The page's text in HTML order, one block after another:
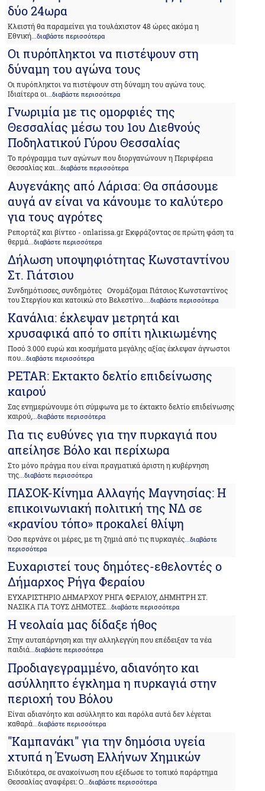
δύο 24ωρα
Κλειστή θα παραμείνει για τουλάχιστον 48 ώρες ακόμα η
Εθνική...διαβάστε περισσότερα
Οι πυρόπληκτοι να πιστέψουν στη
δύναμη του αγώνα τους
Οι πυρόπληκτοι να πιστέψουν στη δύναμη του αγώνα τους.
Ιδιαίτερα οι...διαβάστε περισσότερα
Γνωριμία με τις ομορφιές της
Θεσσαλίας μέσω του 1ου Διεθνούς
Ποδηλατικού Γύρου Θεσσαλίας
Το πρόγραμμα των αγώνων που διοργανώνουν η Περιφέρεια
Θεσσαλίας και...διαβάστε περισσότερα
Αυγενάκης από Λάρισα: Θα σπάσουμε
αυγά αν είναι να κάνουμε το καλύτερο
για τους αγρότες
Ρεπορτάζ και βίντεο - onlarissa.gr Εκφράζοντας σε πρώτη φάση τα
θερμά ...διαβάστε περισσότερα
Δήλωση υποψηφιότητας Κωνσταντίνου
Στ. Γιάτσιου
Συνδημότισσες, συνδημότες Ονομάζομαι Γιάτσιος Κωνσταντίνος
του Στεργίου και κατοικώ στο Βελεστίνο. ...διαβάστε περισσότερα
Κανάλια: έκλεψαν μετρητά και
χρυσαφικά από το σπίτι ηλικιωμένης
Ποσό 3.000 ευρώ και κοσμήματα μεγάλης αξίας έκλεψαν άγνωστοι
που...διαβάστε περισσότερα
PETAR: Eκτακτο δελτίο επιδείνωσης
καιρού
Σας ενημερώνουμε ότι σύμφωνα με το έκτακτο δελτίο επιδείνωσης
καιρού,...διαβάστε περισσότερα
Για τις ευθύνες για την πυρκαγιά που
απείλησε Βόλο και περίχωρα
Στο μόνο πράγμα που είναι πραγματικά άριστη η κυβέρνηση
της ...διαβάστε περισσότερα
ΠΑΣΟΚ-Κίνημα Αλλαγής Μαγνησίας: Η
επικοινωνιακή πολιτική της ΝΔ σε
«κρανίου τόπο» προκαλεί θλίψη
Όσο περνάνε οι μέρες, με τη ζημιά από τις πυρκαγιές...διαβάστε
περισσότερα
Ευχαριστεί τους δημότες-εθελοντές ο
Δήμαρχος Ρήγα Φεραίου
ΕΥΧΑΡΙΣΤΗΡΙΟ ΔΗΜΑΡΧΟΥ ΡΗΓΑ ΦΕΡΑΙΟΥ, ΔΗΜΗΤΡΗ ΣΤ.
ΝΑΣΙΚΑ ΓΙΑ ΤΟΥΣ ΔΗΜΟΤΕΣ...διαβάστε περισσότερα
Η νεολαία μας δίδαξε ήθος
Στην αυταπάρνηση και την αλληλεγγύη που επέδειξαν τα νέα
παιδιά...διαβάστε περισσότερα
Προδιαγεγραμμένο, αδιανόητο και
ασύλληπτο έγκλημα η πυρκαγιά στην
περιοχή του Βόλου
Είναι αδιανόητο και ασύλληπτο και παρόλα αυτά δεν λέγεται
καθαρά ...διαβάστε περισσότερα
"Καμπανάκι" για την δημόσια υγεία
χτυπά η Ένωση Ελλήνων Χημικών
Ειδικότερα, σε ανακοίνωση που εξέδωσε το τοπικό παράρτημα
Θεσσαλίας αναφέρει: Ο...διαβάστε περισσότερα